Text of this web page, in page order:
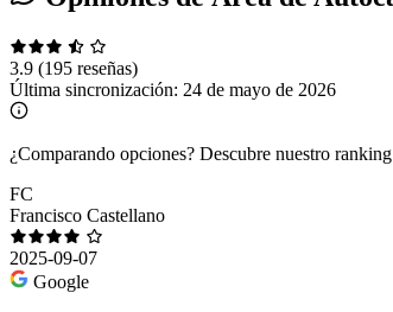
3.9 (195 reseñas)
Última sincronización: 24 de mayo de 2026
¿Comparando opciones? Descubre nuestro
FC
Francisco Castellano
2025-09-07
Google